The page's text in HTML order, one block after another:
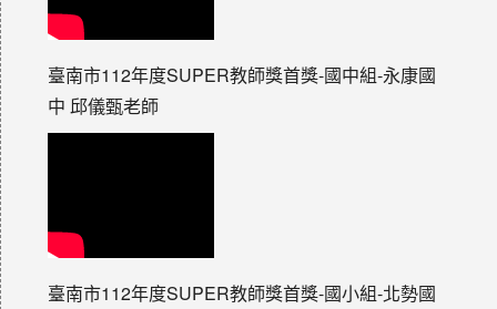
臺南市112年度SUPER教師獎首獎-國中組-永康國
中 邱儀甄老師
臺南市112年度SUPER教師獎首獎-國小組-北勢國